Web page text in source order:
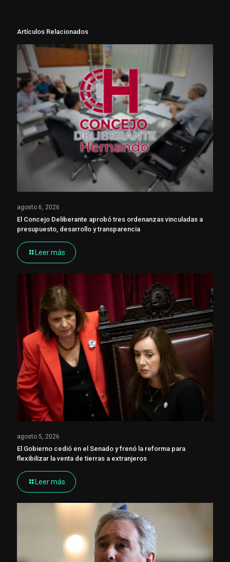
Artículos Relacionados
agosto 6, 2026
El Concejo Deliberante aprobó tres ordenanzas vinculadas a
presupuesto, desarrollo y transparencia
Leer más
agosto 5, 2026
El Gobierno cedió en el Senado y frenó la reforma para
flexibilizar la venta de tierras a extranjeros
Leer más